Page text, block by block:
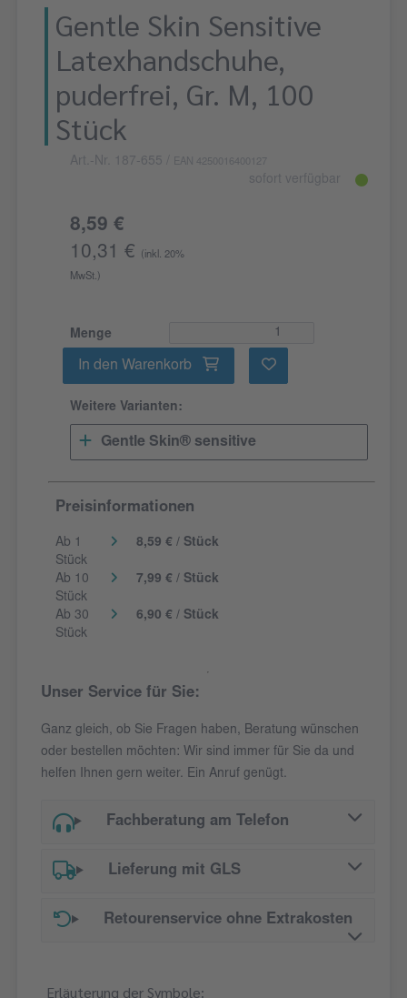
Gentle Skin Sensitive
Latexhandschuhe,
puderfrei, Gr. M, 100
Stück
Art.-Nr. 187-655 EAN 4250016400127
sofort verfügbar
8,59 €
10,31 €
(inkl. 20%
MwSt.)
Menge
In den Warenkorb
Weitere Varianten:
Gentle Skin® sensitive
Preisinformationen
Ab 1
Stück
8,59 € / Stück
Ab 10
Stück
7,99 € / Stück
Ab 30
Stück
6,90 € / Stück
Unser Service für Sie:
Ganz gleich, ob Sie Fragen haben, Beratung wünschen
oder bestellen möchten: Wir sind immer für Sie da und
helfen Ihnen gern weiter. Ein Anruf genügt.
Fachberatung am Telefon
Lieferung mit GLS
Retourenservice ohne Extrakosten
Erläuterung der Symbole: